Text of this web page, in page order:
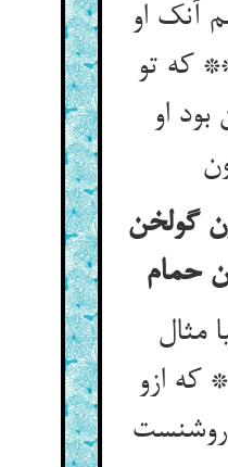
آنک او
که تو
او
گولخن
حمام
مثال
ازو